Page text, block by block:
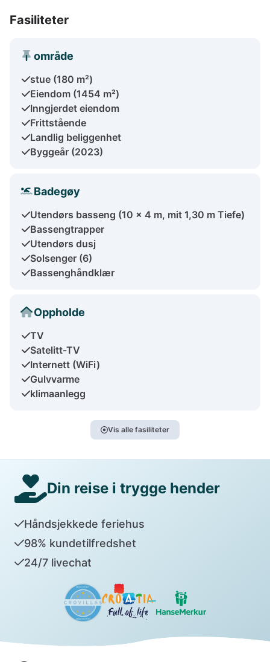
Fasiliteter
område
stue (180 m²)
Eiendom (1454 m²)
Inngjerdet eiendom
Frittstående
Landlig beliggenhet
Byggeår (2023)
Badegøy
Utendørs basseng (10 x 4 m, mit 1,30 m Tiefe)
Bassengtrapper
Utendørs dusj
Solsenger (6)
Bassenghåndklær
Oppholde
TV
Satelitt-TV
Internett (WiFi)
Gulvvarme
klimaanlegg
Vis alle fasiliteter
Din reise i trygge hender
Håndsjekkede feriehus
98% kundetilfredshet
24/7 livechat